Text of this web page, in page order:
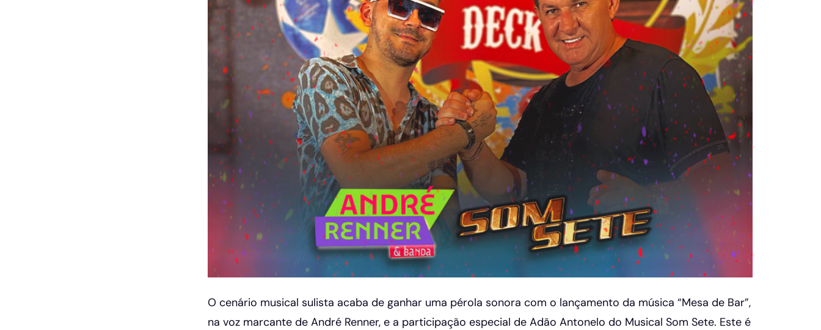
O cenário musical sulista acaba de ganhar uma pérola sonora com o lançamento da música “Mesa de Bar”,
na voz marcante de André Renner, e a participação especial de Adão Antonelo do Musical Som Sete. Este é